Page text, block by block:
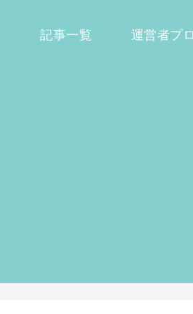
記事一覧 運営者プ